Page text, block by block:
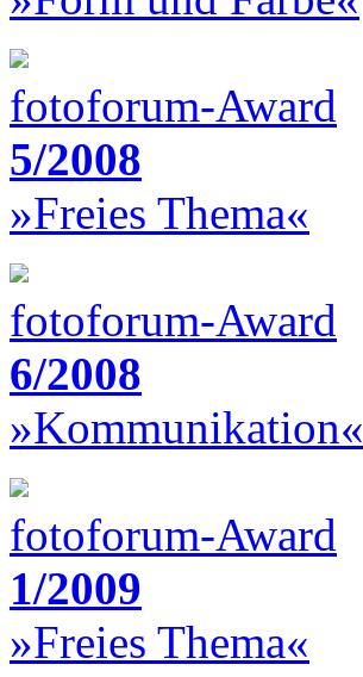
fotoforum-Award
5/2008
»Freies Thema«
fotoforum-Award
6/2008
»Kommunikation«
fotoforum-Award
1/2009
»Freies Thema«